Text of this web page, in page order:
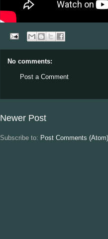
No comments:
Post a Comment
Newer Post
Subscribe to: Post Comments (Atom)